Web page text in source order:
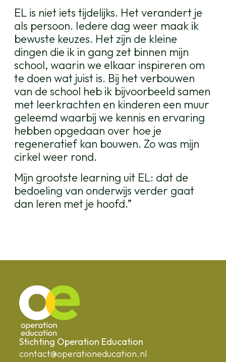
EL is niet iets tijdelijks. Het verandert je
als persoon. Iedere dag weer maak ik
bewuste keuzes. Het zijn de kleine
dingen die ik in gang zet binnen mijn
school, waarin we elkaar inspireren om
te doen wat juist is. Bij het verbouwen
van de school heb ik bijvoorbeeld samen
met leerkrachten en kinderen een muur
geleemd waarbij we kennis en ervaring
hebben opgedaan over hoe je
regeneratief kan bouwen. Zo was mijn
cirkel weer rond.
Mijn grootste learning uit EL: dat de
bedoeling van onderwijs verder gaat
dan leren met je hoofd.”
Stichting Operation Education
contact@operationeducation.nl